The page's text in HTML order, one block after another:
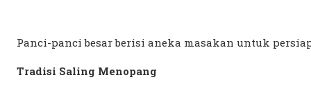
Panci-panci besar berisi aneka masakan untuk
Tradisi Saling Menopang